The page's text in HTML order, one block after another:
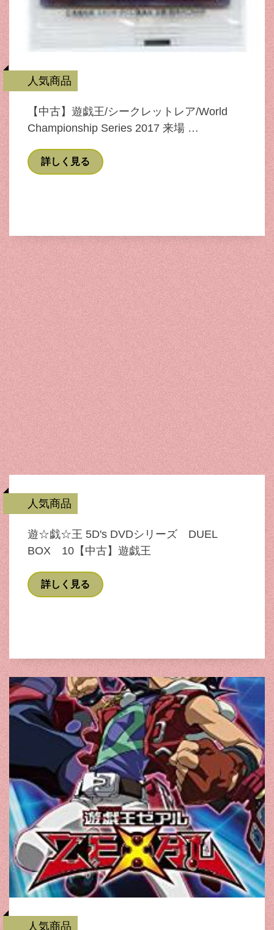
人気商品
【中古】遊戯王/シークレットレア/World
Championship Series 2017 来場 …
詳しく見る
人気商品
遊☆戯☆王 5D's DVDシリーズ DUEL
BOX 10【中古】遊戯王
詳しく見る
人気商品